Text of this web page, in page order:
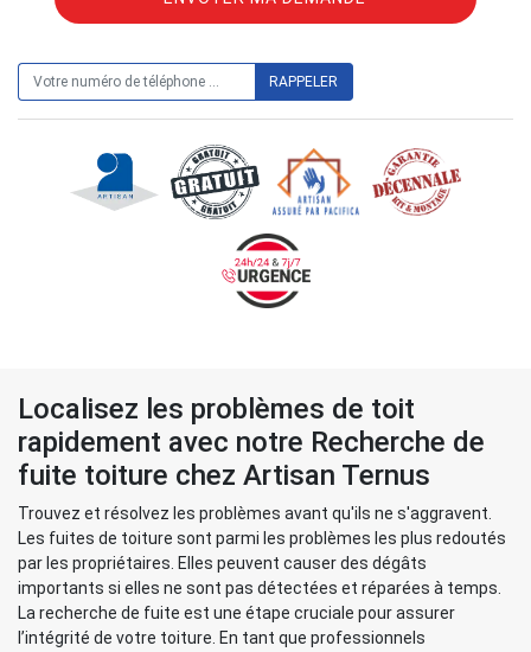
Localisez les problèmes de toit
rapidement avec notre Recherche de
fuite toiture chez Artisan Ternus
Trouvez et résolvez les problèmes avant qu'ils ne s'aggravent.
Les fuites de toiture sont parmi les problèmes les plus redoutés
par les propriétaires. Elles peuvent causer des dégâts
importants si elles ne sont pas détectées et réparées à temps.
La recherche de fuite est une étape cruciale pour assurer
l’intégrité de votre toiture. En tant que professionnels